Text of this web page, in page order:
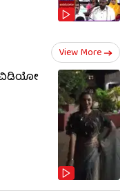
View More
ವಿಡಿಯೋ